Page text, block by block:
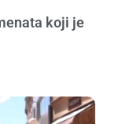
koji je